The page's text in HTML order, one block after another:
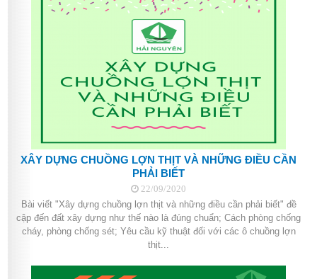
XÂY DỰNG CHUỒNG LỢN THỊT VÀ NHỮNG ĐIỀU CẦN
PHẢI BIẾT
22/09/2020
Bài viết "Xây dựng chuồng lợn thịt và những điều cần phải biết" đề
cập đến đất xây dựng như thế nào là đúng chuẩn; Cách phòng chống
cháy, phòng chống sét; Yêu cầu kỹ thuật đối với các ô chuồng lợn
thịt...